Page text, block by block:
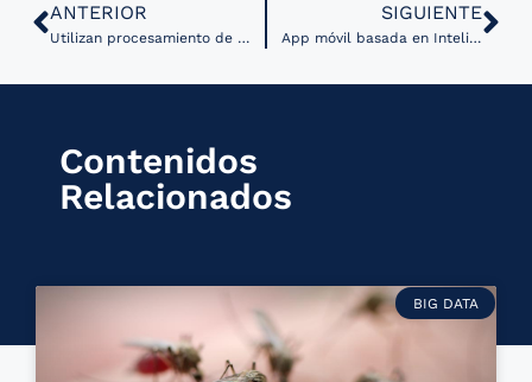
ANTERIOR
Utilizan procesamiento de lenguaje para evaluar intervenciones de salud mental realizadas por mensajes de texto
SIGUIENTE
App móvil basada en Inteligencia Artificial mejora la detección de caries en niños.
Contenidos
Relacionados
BIG DATA